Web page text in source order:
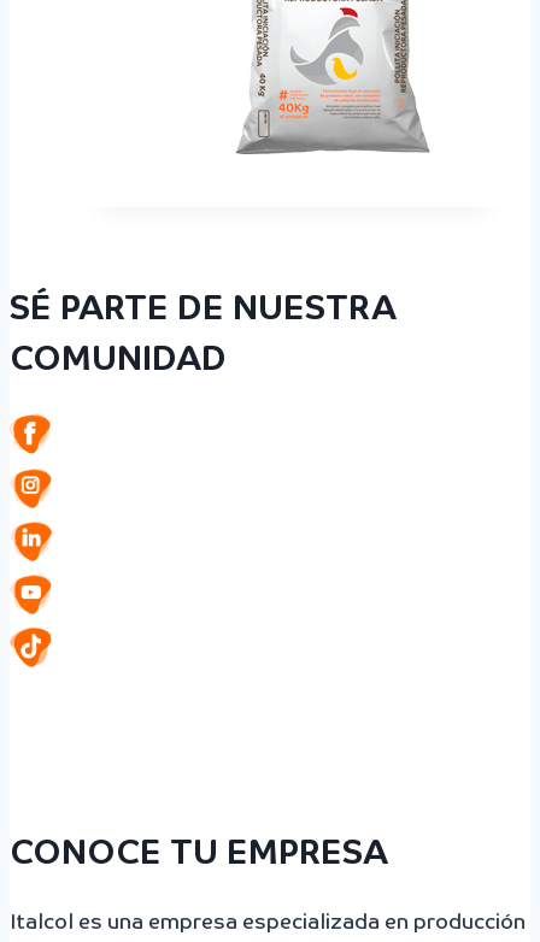
SÉ PARTE DE NUESTRA
COMUNIDAD
CONOCE TU EMPRESA
Italcol es una empresa especializada en producción